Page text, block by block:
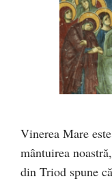
Vinerea Mare
mântuirea
din Triod spune